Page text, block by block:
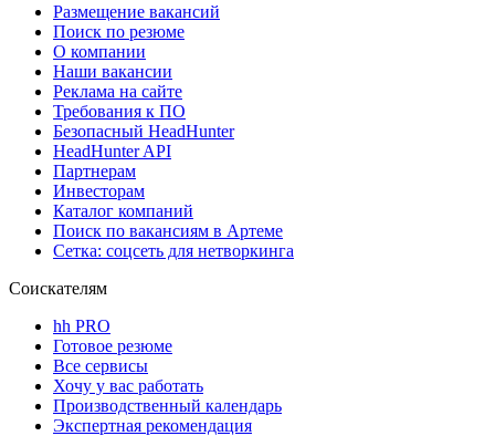
Размещение вакансий
Поиск по резюме
О компании
Наши вакансии
Реклама на сайте
Требования к ПО
Безопасный HeadHunter
HeadHunter API
Партнерам
Инвесторам
Каталог компаний
Поиск по вакансиям в Артеме
Сетка: соцсеть для нетворкинга
Соискателям
hh PRO
Готовое резюме
Все сервисы
Хочу у вас работать
Производственный календарь
Экспертная рекомендация